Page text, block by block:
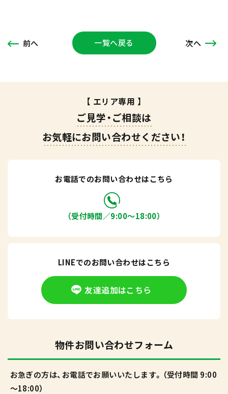
前へ 一覧へ戻る 次へ
【 エリア専用 】
ご見学・ご相談は
お気軽にお問い合わせください！
お電話でのお問い合わせはこちら
（受付時間／9:00〜18:00）
LINEでのお問い合わせはこちら
友達追加はこちら
物件お問い合わせフォーム
お急ぎの方は、お電話でお願いいたします。（受付時間 9:00
～18:00）